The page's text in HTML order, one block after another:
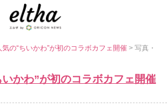
気の“ちいかわ”が初のコラボカフェ開催> 写真・
かわ”が初のコラボカフェ開催